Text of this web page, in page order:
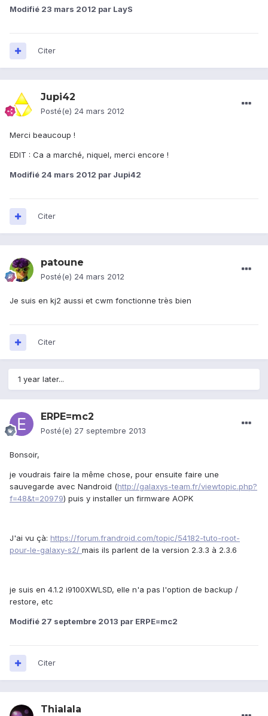
Modifié 23 mars 2012 par LayS
Citer
Jupi42
Posté(e) 24 mars 2012
Merci beaucoup !
EDIT : Ca a marché, niquel, merci encore !
Modifié 24 mars 2012 par Jupi42
Citer
patoune
Posté(e) 24 mars 2012
Je suis en kj2 aussi et cwm fonctionne très bien
Citer
1 year later...
ERPE=mc2
Posté(e) 27 septembre 2013
Bonsoir,
je voudrais faire la même chose, pour ensuite faire une
sauvegarde avec Nandroid (http://galaxys-team.fr/viewtopic.php?
f=48&t=20979) puis y installer un firmware AOPK
J'ai vu çà: https://forum.frandroid.com/topic/54182-tuto-root-
pour-le-galaxy-s2/ mais ils parlent de la version 2.3.3 à 2.3.6
je suis en 4.1.2 i9100XWLSD, elle n'a pas l'option de backup /
restore, etc
Modifié 27 septembre 2013 par ERPE=mc2
Citer
Thialala